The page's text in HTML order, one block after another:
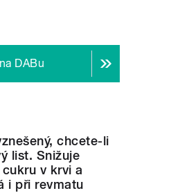
DABu
chcete-li
list. Snižuje
v krvi a
i při revmatu